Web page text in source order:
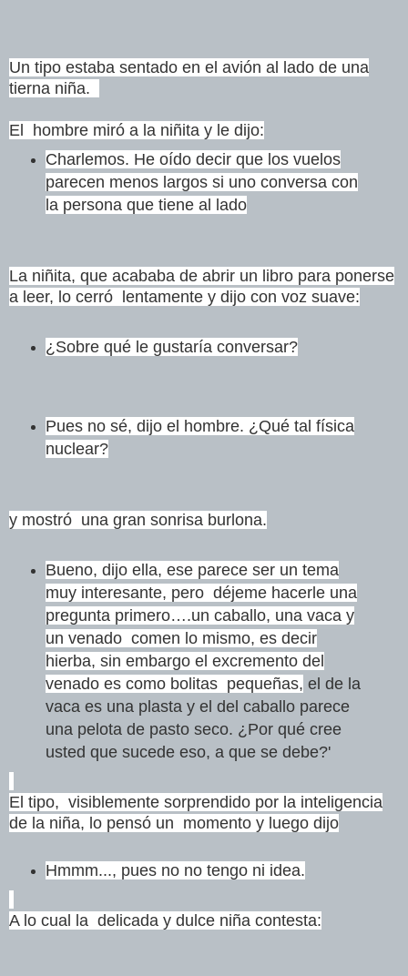
Un tipo estaba sentado en el avión al lado de una
tierna niña.
El hombre miró a la niñita y le dijo:
Charlemos. He oído decir que los vuelos
parecen menos largos si unoconversa con
la persona que tiene al lado
La niñita, que acababa de abrir un libro para ponerse
a leer, lo cerró lentamente y dijo con voz suave:
¿Sobre qué le gustaría conversar?
Pues no sé, dijo el hombre. ¿Qué tal física
nuclear?
y mostró una gran sonrisa burlona.
Bueno, dijo ella, ese parece ser un tema
muy interesante, pero déjeme hacerle una
pregunta primero….un caballo, una vaca y
un venado comen lo mismo, es decir
hierba, sin embargo el excremento del
venado es como bolitas pequeñas, el de la
vaca es una plasta y el del caballo parece
una pelota de pasto seco. ¿Por qué cree
usted que sucede eso, a que se debe?'
El tipo, visiblemente sorprendido por la inteligencia
de la niña, lo pensó un momento y luego dijo
Hmmm..., pues no no tengo ni idea.
A lo cual la delicada y dulce niña contesta: